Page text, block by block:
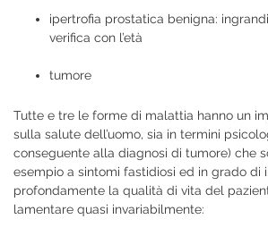
ipertrofia prostatica benigna:
verifica con l’età
tumore
Tutte e tre le forme di malattia hanno un
sulla salute dell’uomo, sia in termini
conseguente alla diagnosi di tumore) che
esempio a sintomi fastidiosi ed in grado di
profondamente la qualità di vita del
lamentare quasi invariabilmente: